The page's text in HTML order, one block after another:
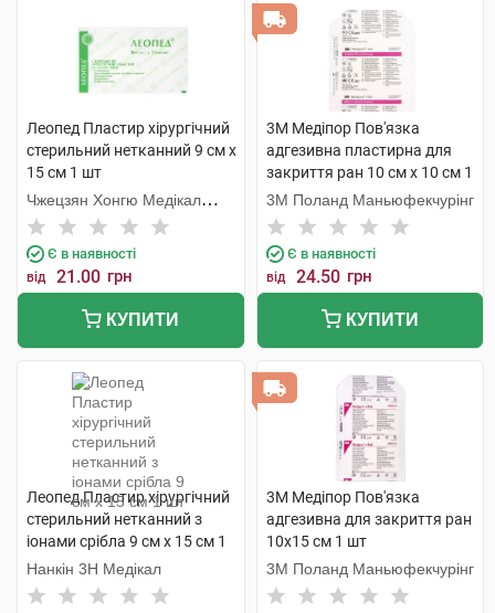
Леопед Пластир хірургічний
стерильний нетканний 9 см х
15 см 1 шт
Чжецзян Хонгю Медікал
Коммодіті
Є в наявності
від 21.00 грн
КУПИТИ
3M Медіпор Пов'язка
адгезивна пластирна для
закриття ран 10 см x 10 см 1
шт
3M Поланд Маньюфекчурінг
Є в наявності
від 24.50 грн
КУПИТИ
Леопед Пластир хірургічний
стерильний нетканний з
іонами срібла 9 см х 15 см 1
шт
Нанкін 3H Медікал
3M Медіпор Пов'язка
адгезивна для закриття ран
10х15 см 1 шт
3M Поланд Маньюфекчурінг